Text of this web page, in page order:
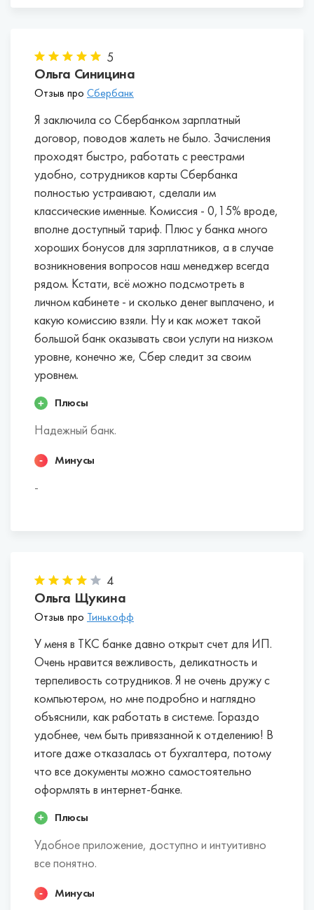
Некоторые банки, например, Альфа-Банк,
Тинькофф, Модульбанк, предоставляют
доступ в онлайн-сервис, с помощью
которого можно самостоятельно вести
бухгалтерский и налоговый учет,
рассчитывать налоги, отправлять
декларацию в электронной форме.
Проценты на неснижаемый остаток.
постоянно храните на счете определенную
сумму, то можете получать дополнительный
доход от собственных сбережений.
Некоторые банки начисляют до 5% годовых.
Лучшие банки для открытия расчетных
счетов ИП в Красноярске:
Эти банки в совокупности факторов наиболее
выгодны для индивидуальных
предпринимателей.
Точка.
Открытие.
Модульбанк.
Сфера.
Росбанк.
Сбербанк.
МТС-Банк.
УБРиР.
ВТБ.
5
Ольга Синицина
Отзыв про Сбербанк
Я заключила со Сбербанком зарплатный
договор, поводов жалеть не было. Зачисления
проходят быстро, работать с реестрами
удобно, сотрудников карты Сбербанка
полностью устраивают, сделали им
классические именные. Комиссия - 0,15% вроде,
вполне доступный тариф. Плюс у банка много
хороших бонусов для зарплатников, а в случае
возникновения вопросов наш менеджер всегда
рядом. Кстати, всё можно подсмотреть в
личном кабинете - и сколько денег выплачено, и
какую комиссию взяли. Ну и как может такой
большой банк оказывать свои услуги на низком
уровне, конечно же, Сбер следит за своим
уровнем.
Плюсы
Надежный банк.
Минусы
-
4
Ольга Щукина
Отзыв про Тинькофф
У меня в ТКС банке давно открыт счет для ИП.
Очень нравится вежливость, деликатность и
терпеливость сотрудников. Я не очень дружу с
компьютером, но мне подробно и наглядно
объяснили, как работать в системе. Гораздо
удобнее, чем быть привязанной к отделению! В
итоге даже отказалась от бухгалтера, потому
что все документы можно самостоятельно
оформлять в интернет-банке.
Плюсы
Удобное приложение, доступно и интуитивно
все понятно.
Минусы